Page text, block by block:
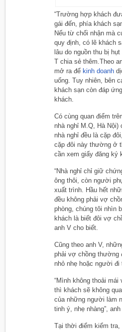
“Trường hợp khách
gái đến, phía khách
Nếu từ chối nhận mà
quy định, có lẽ khách
lâu do nguồn thu bị
T chia sẻ thêm.Theo
mở ra để kinh doanh
uống. Tuy nhiên, bên
khách sạn còn đáp
khách.
Có cùng quan điểm
nhà nghỉ M.Q, Hà Nội)
nhà nghỉ đều là cặp
cặp đôi này thường ở
cần xem giấy đăng ký
“Nhà nghỉ chỉ giữ
ông thôi, còn người
xuất trình. Hầu hết
đều không phải vợ
phòng, chúng tôi nhìn
khách là biết đôi vợ
anh V cho biết.
Cũng theo anh V,
phải vợ chồng thường
nhỏ nhẹ hoặc người
“Mình không thoải
thì khách sẽ không
của những người làm
tinh ý, nhẹ nhàng”,
Tại thời điểm kiểm